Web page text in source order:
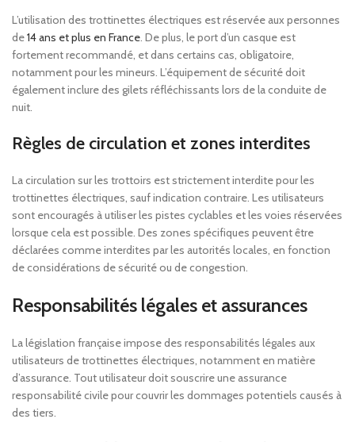
L’utilisation des trottinettes électriques est réservée aux personnes
de14 ans et plus en France. De plus, le port d’un casque est
fortement recommandé, et dans certains cas, obligatoire,
notamment pour les mineurs. L’équipement de sécurité doit
également inclure des gilets réfléchissants lors de la conduite de
nuit.
Règles de circulation et zones interdites
La circulation sur les trottoirs est strictement interdite pour les
trottinettes électriques, sauf indication contraire. Les utilisateurs
sont encouragés à utiliser les pistes cyclables et les voies réservées
lorsque cela est possible. Des zones spécifiques peuvent être
déclarées comme interdites par les autorités locales, en fonction
de considérations de sécurité ou de congestion.
Responsabilités légales et assurances
La législation française impose des responsabilités légales aux
utilisateurs de trottinettes électriques, notamment en matière
d’assurance. Tout utilisateur doit souscrire une assurance
responsabilité civile pour couvrir les dommages potentiels causés à
des tiers.